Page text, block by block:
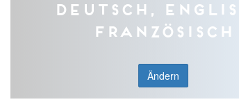
Deutsch,
Französisch
Ändern